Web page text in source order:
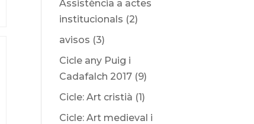
Assistència a actes
institucionals (2)
avisos (3)
Cicle any Puig i
Cadafalch 2017 (9)
Cicle: Art cristià (1)
Cicle: Art medieval i